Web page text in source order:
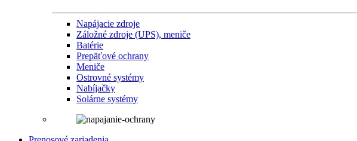
Napájacie zdroje
Záložné zdroje (UPS), meniče
Batérie
Prepäťové ochrany
Meniče
Ostrovné systémy
Nabíjačky
Solárne systémy